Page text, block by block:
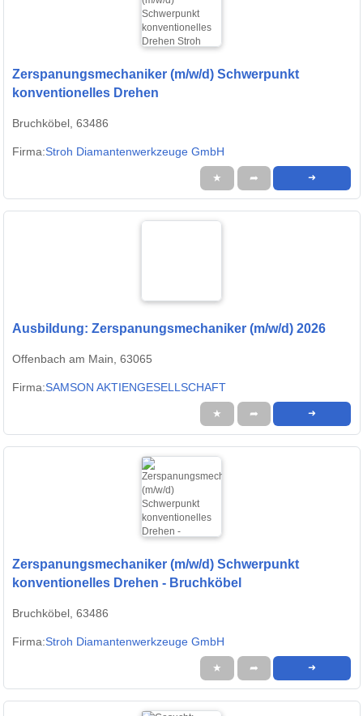
Zerspanungsmechaniker (m/w/d) Schwerpunkt
konventionelles Drehen
Bruchköbel, 63486
Firma:Stroh Diamantenwerkzeuge GmbH
★ ➦ ➜
Ausbildung: Zerspanungsmechaniker (m/w/d) 2026
Offenbach am Main, 63065
Firma:SAMSON AKTIENGESELLSCHAFT
★ ➦ ➜
Zerspanungsmechaniker (m/w/d) Schwerpunkt
konventionelles Drehen - Bruchköbel
Bruchköbel, 63486
Firma:Stroh Diamantenwerkzeuge GmbH
★ ➦ ➜